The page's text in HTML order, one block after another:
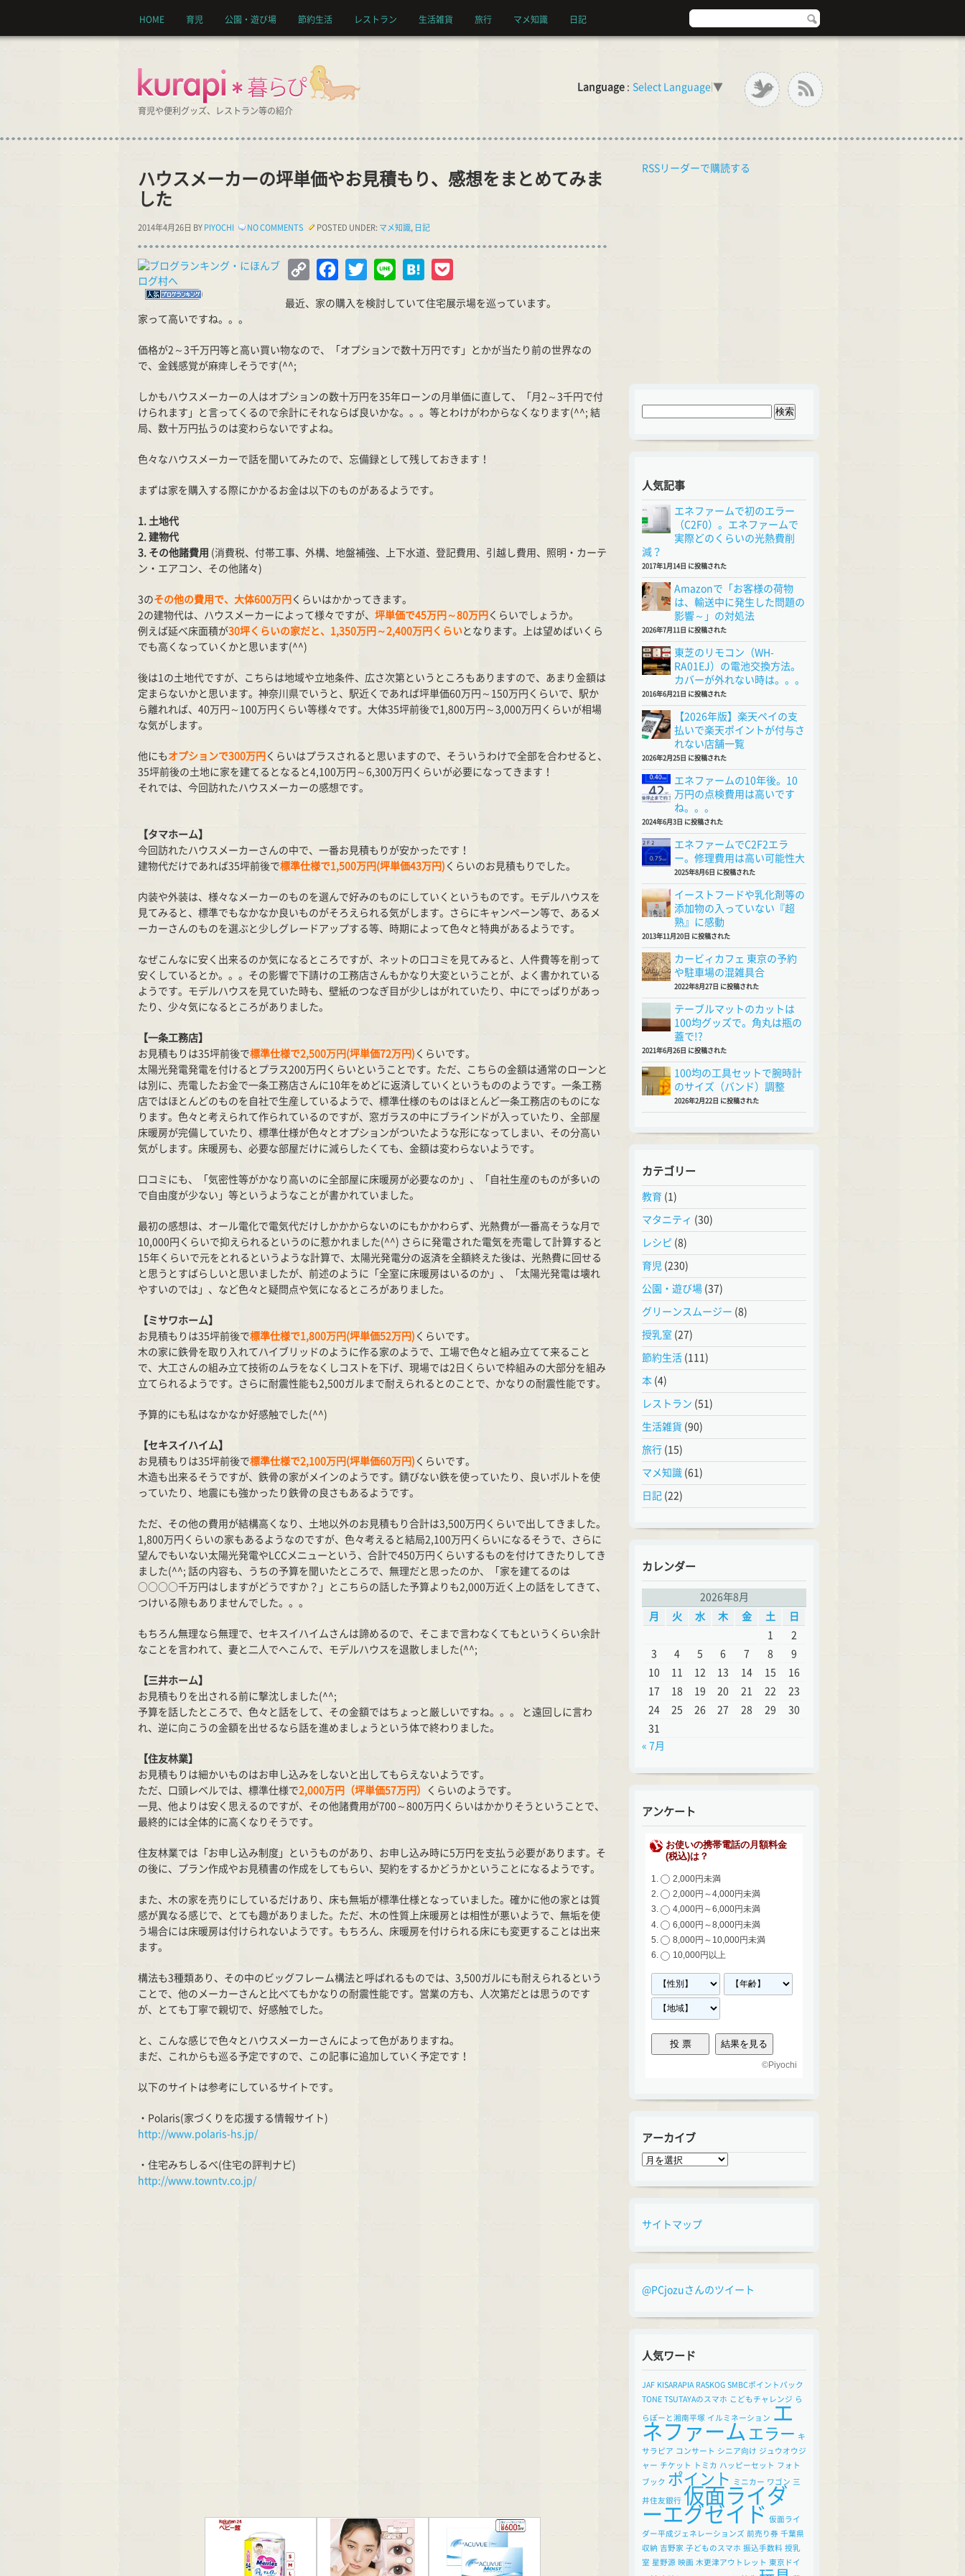
育児や便利グッズ、レストラン等の紹介
HOME 育児 公園・遊び場 節約生活 レストラン 生活雑貨 旅行 マメ知識 日記
Language : Select Language ▼
ハウスメーカーの坪単価やお見積もり、感想をまとめてみま
した
2014年4月26日 BY PIYOCHI NO COMMENTS POSTED UNDER: マメ知識 日記
Copy
Facebook
TwitterLine Hatena
最近、家の購入を検討していて住宅展示場を巡っています。
家って高いですね。。。
価格が2～3千万円等と高い買い物なので、「オプションで数十万円です」とかが当たり前の世界なの
で、金銭感覚が麻痺しそうです(^^;
しかもハウスメーカーの人はオプションの数十万円を35年ローンの月単価に直して、「月2～3千円で付
けられます」と言ってくるので余計にそれならば良いかな。。。等とわけがわからなくなります(^^; 結
局、数十万円払うのは変わらないですよね。
色々なハウスメーカーで話を聞いてみたので、忘備録として残しておきます！
まずは家を購入する際にかかるお金は以下のものがあるようです。
1. 土地代
2. 建物代
3. その他諸費用 (消費税、付帯工事、外構、地盤補強、上下水道、登記費用、引越し費用、照明・カーテ
ン・エアコン、その他諸々)
3のその他の費用で、大体600万円 くらいはかかってきます。
2の建物代は、ハウスメーカーによって様々ですが、 坪単価で45万円～80万円 くらいでしょうか。
例えば延べ床面積が30坪くらいの家だと、1,350万円～2,400万円くらいとなります。上は望めばいくら
でも高くなっていくかと思います(^^)
後は1の土地代ですが、こちらは地域や立地条件、広さ次第というところもありますので、あまり金額は
定まらないかと思います。神奈川県でいうと、駅近くであれば坪単価60万円～150万円くらいで、駅か
ら離れれば、40万円～100万円くらい等様々です。大体35坪前後で1,800万円～3,000万円くらいが相場
な気がします。
他にも オプションで300万円 くらいはプラスされると思いますので、そういうわけで全部を合わせると、
35坪前後の土地に家を建てるとなると4,100万円～6,300万円くらいが必要になってきます！
それでは、今回訪れたハウスメーカーの感想です。
【タマホーム】
今回訪れたハウスメーカーさんの中で、一番お見積もりが安かったです！
建物代だけであれば35坪前後で標準仕様で1,500万円(坪単価43万円) くらいのお見積もりでした。
内装や外装は、様々なメーカーのものを選んで好みのものにしていくというものです。モデルハウスを
見てみると、標準でもなかなか良いものがそろえられる気がします。さらにキャンペーン等で、あるメ
ーカーさんのものを選ぶと少しグレードアップする等、時期によって色々と特典があるようです。
なぜこんなに安く出来るのか気になるところですが、ネットの口コミを見てみると、人件費等を削って
安くしているとか。。。その影響で下請けの工務店さんもかなり大変ということが、よく書かれている
ようです。モデルハウスを見ていた時も、壁紙のつなぎ目が少しはがれていたり、中にでっぱりがあっ
たり、少々気になるところがありました。
【一条工務店】
お見積もりは35坪前後で標準仕様で2,500万円(坪単価72万円) くらいです。
太陽光発電発電を付けるとプラス200万円くらいということです。ただ、こちらの金額は通常のローンと
は別に、売電したお金で一条工務店さんに10年をめどに返済していくというもののようです。一条工務
店ではほとんどのものを自社で生産しているようで、標準仕様のものはほとんど一条工務店のものにな
ります。色々と考えられて作られているのですが、窓ガラスの中にブラインドが入っていたり、全部屋
床暖房が完備していたり、標準仕様が色々とオプションがついたような形になってしまい、その分高い
気がします。床暖房も、必要な部屋だけに減らしたくても、金額は変わらないようです。
口コミにも、「気密性等がかなり高いのに全部屋に床暖房が必要なのか」、「自社生産のものが多いの
で自由度が少ない」等というようなことが書かれていました。
最初の感想は、オール電化で電気代だけしかかからないのにもかかわらず、光熱費が一番高そうな月で
10,000円くらいで抑えられるというのに惹かれました(^^) さらに発電された電気を売電して計算すると
15年くらいで元をとれるというような計算で、太陽光発電分の返済を全額終えた後は、光熱費に回せる
と思うとすばらしいと思いましたが、前述のように「全室に床暖房はいるのか」、「太陽光発電は壊れ
やすいのでは」、など色々と疑問点や気になるところがありました。
【ミサワホーム】
お見積もりは35坪前後で標準仕様で1,800万円(坪単価52万円) くらいです。
木の家に鉄骨を取り入れてハイブリッドのように作る家のようで、工場で色々と組み立てて来ること
で、大工さんの組み立て技術のムラをなくしコストを下げ、現場では2日くらいで枠組みの大部分を組み
立てられるようです。さらに耐震性能も2,500ガルまで耐えられるとのことで、かなりの耐震性能です。
予算的にも私はなかなか好感触でした(^^)
【セキスイハイム】
お見積もりは35坪前後で標準仕様で2,100万円(坪単価60万円) くらいです。
木造も出来るそうですが、鉄骨の家がメインのようです。錆びない鉄を使っていたり、良いボルトを使
っていたり、地震にも強かったり鉄骨の良さもあるようです。
ただ、その他の費用が結構高くなり、土地以外のお見積もり合計は3,500万円くらいで出してきました。
1,800万円くらいの家もあるようなのですが、色々考えると結局2,100万円くらいになるそうで、さらに
望んでもいない太陽光発電やLCCメニューという、合計で450万円くらいするものを付けてきたりしてき
ました(^^; 話の内容も、うちの予算を聞いたところで、無理だと思ったのか、「家を建てるのは
○○○○千万円はしますがどうですか？」とこちらの話した予算よりも2,000万近く上の話をしてきて、
つけいる隙もありませんでした。。。
もちろん無理なら無理で、セキスイハイムさんは諦めるので、そこまで言わなくてもというくらい余計
なことを言われて、妻と二人でへこんで、モデルハウスを退散しました(^^;
【三井ホーム】
お見積もりを出される前に撃沈しました(^^;
予算を話したところで、色々と話をして、その金額ではちょっと厳しいですね。。。 と遠回しに言わ
れ、逆に向こうの金額を出せるなら話を進めましょうという体で終わりました。
【住友林業】
お見積もりは細かいものはお申し込みをしないと出してもらえないようです。
ただ、口頭レベルでは、標準仕様で2,000万円（坪単価57万円）
くらいのようです。
一見、他よりは安く思えるのですが、その他諸費用が700～800万円くらいはかかりそうということで、
最終的には全体的に高くなりそうです。
住友林業では「お申し込み制度」というものがあり、お申し込み時に5万円を支払う必要があります。そ
の後に、プラン作成やお見積書の作成をしてもらい、契約をするかどうかということになるようです。
また、木の家を売りにしているだけあり、床も無垢が標準仕様となっていました。確かに他の家とは質
感が異なる感じで、とても趣がありました。ただ、木の性質上床暖房とは相性が悪いようで、無垢を使
う場合には床暖房は付けられないようです。もちろん、床暖房を付けられる床にも変更することは出来
ます。
構法も3種類あり、その中のビッグフレーム構法と呼ばれるものでは、3,500ガルにも耐えられるという
ことで、他のメーカーさんと比べてもかなりの耐震性能です。営業の方も、人次第だとは思うのです
が、とても丁寧で親切で、好感触でした。
と、こんな感じで色々とハウスメーカーさんによって色がありますね。
まだ、これからも巡る予定ですので、この記事に追加していく予定です！
以下のサイトは参考にしているサイトです。
・Polaris(家づくりを応援する情報サイト)
http://www.polaris-hs.jp/
・住宅みちしるべ(住宅の評判ナビ)
http://www.towntv.co.jp/
RSSリーダーで購読する
人気記事
エネファームで初のエラー
（C2F0）。エネファームで
実際どのくらいの光熱費削
減？
2017年1月14日 に投稿された
Amazonで「お客様の荷物
は、輸送中に発生した問題の
影響～」の対処法
2026年7月11日 に投稿された
東芝のリモコン（WH-
RA01EJ）の電池交換方法。
カバーが外れない時は。。。
2016年6月21日 に投稿された
【2026年版】楽天ペイの支
払いで楽天ポイントが付与さ
れない店舗一覧
2026年2月25日 に投稿された
エネファームの10年後。10
万円の点検費用は高いです
ね。。。
2024年6月3日 に投稿された
エネファームでC2F2エラ
ー。修理費用は高い可能性大
2025年8月6日 に投稿された
イーストフードや乳化剤等の
添加物の入っていない『超
熟』に感動
2013年11月20日 に投稿された
カービィカフェ 東京の予約
や駐車場の混雑具合
2022年8月27日 に投稿された
テーブルマットのカットは
100均グッズで。角丸は瓶の
蓋で!?
2021年6月26日 に投稿された
100均の工具セットで腕時計
のサイズ（バンド）調整
2026年2月22日 に投稿された
カテゴリー
教育 (1)
マタニティ (30)
レシピ (8)
育児 (230)
公園・遊び場 (37)
グリーンスムージー (8)
授乳室 (27)
節約生活 (111)
本 (4)
レストラン (51)
生活雑貨 (90)
旅行 (15)
マメ知識 (61)
日記 (22)
カレンダー
2026年8月
月
火 水 木 金 土
日
1
2
3
4 5 6 7 8
9
10
11 12 13 14 15
16
17
18 19 20 21 22
23
24
25 26 27 28 29
30
31
« 7月
アンケート
お使いの携帯電話の月額料金
(税込)は？
2,000円未満
2,000円～4,000円未満
4,000円～6,000円未満
6,000円～8,000円未満
8,000円～10,000円未満
10,000円以上
©Piyochi
アーカイブ
ア
カ
サイトマップ
@PCjozuさんのツイート
人気ワード
JAF KISARAPIA RASKOG SMBCポイントパック
TONE TSUTAYAのスマホ こどもチャレンジ ら
らぽーと湘南平塚 イルミネーション エ
ネファーム エラー キ
サラピア コンサート シニア向け ジュウオウジ
ャー チケット トミカ ハッピーセット フォト
ブック ポイント ミニカー ワゴン 三
井住友銀行 仮面ライダ
ーエグゼイド 仮面ライ
ダー平成ジェネレーションズ 前売り券 千葉県
収納 吉野家 子どものスマホ 振込手数料 授乳
室 星野源 映画 木更津アウトレット 東京ドイ